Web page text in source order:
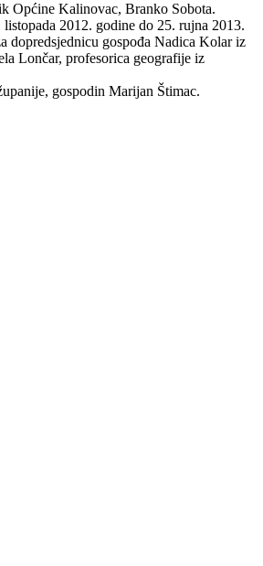
Općine Kalinovac, Branko Sobota.
2012. godine do 25. rujna 2013.
dopredsjednicu gospođa Nadica Kolar iz
Lončar, profesorica geografije iz
gospodin Marijan Štimac.